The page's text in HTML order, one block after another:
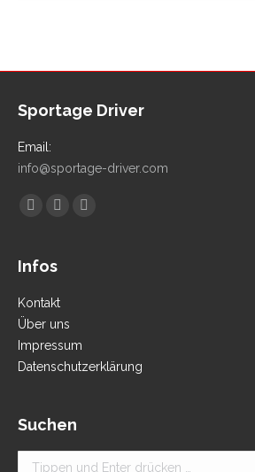
Sportage Driver
Email:
info@sportage-driver.com
Finden Sie uns auf:
Infos
Kontakt
Über uns
Impressum
Datenschutzerklärung
Suchen
Search: